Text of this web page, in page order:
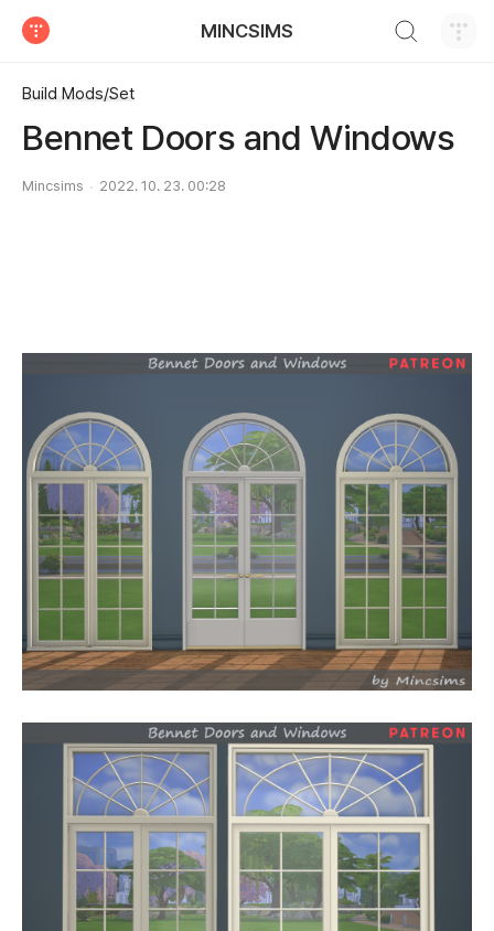
MINCSIMS
Build Mods/Set
Bennet Doors and Windows
Mincsims 2022. 10. 23. 00:28